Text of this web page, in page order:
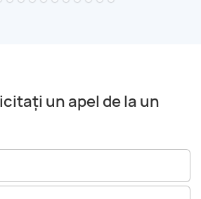
un apel de la un